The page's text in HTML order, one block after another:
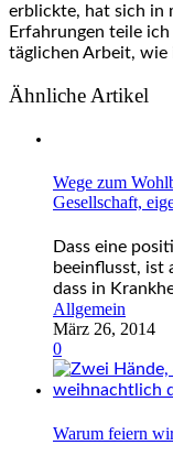
erblickte, hat sich in
Erfahrungen teile
täglichen Arbeit,
Ähnliche Artikel
Wege zum
Gesellschaft,
Dass eine
beeinflusst, ist
dass in
Allgemein
März 26, 2014
0
Warum feiern